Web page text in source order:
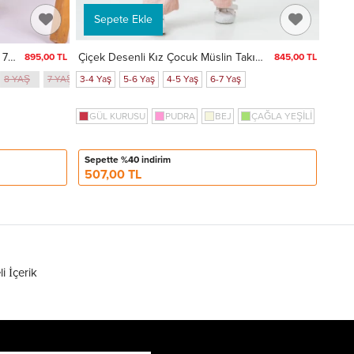
Fiyonk Nakışlı Brode Detaylı Takım 74363
895,00 TL
8 YAŞ 7 YAŞ 3 Yaş
Sepete Ekle
Çiçek Desenli Kız Çocuk Müslin Takım 3828
845,00 TL
3-4 Yaş
5-6 Yaş 4-5 Yaş 6-7 Yaş
GÜL KURUSU PUDRA BEJ ÇAĞLA YEŞİLİ
Sepette %40 indirim
507,00 TL
İçerik